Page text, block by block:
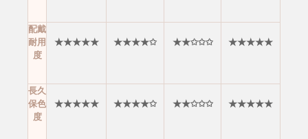
配戴
耐用
度
★★★★★ ★★★★✩ ★★✩✩✩ ★★★★★
長久
保色
度
★★★★★ ★★★★✩ ★★✩✩✩ ★★★★★